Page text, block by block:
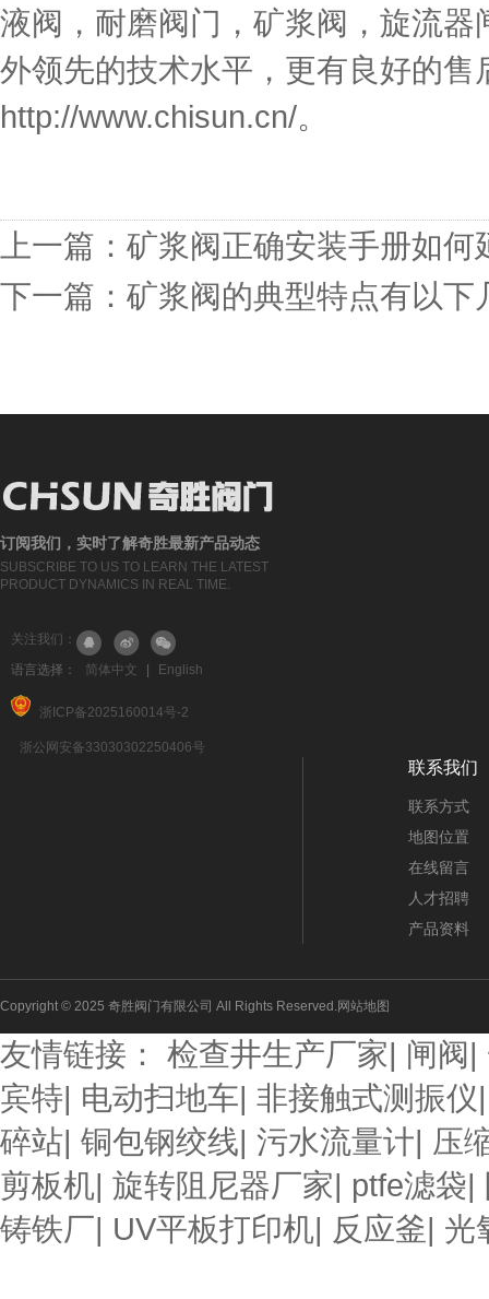
液阀，耐磨阀门，矿浆阀，旋流
外领先的技术水平，更有良好的
http://www.chisun.cn/。
上一篇： 矿浆阀正确安装手册如何
下一篇： 矿浆阀的典型特点有以下
订阅我们，实时了解奇胜最新产品动态
SUBSCRIBE TO US TO LEARN THE LATEST
PRODUCT DYNAMICS IN REAL TIME.
关注我们：
语言选择：
简体中文 English
浙ICP备2025160014号-2
浙公网安备33030302250406号
联系我们
联系方式
地图位置
在线留言
人才招聘
产品资料
Copyright © 2025 奇胜阀门有限公司 All Rights Reserved.网站地图
友情链接： 检查井生产厂家| 闸阀|
宾特| 电动扫地车| 非接触式测振仪
碎站| 铜包钢绞线| 污水流量计| 压
剪板机| 旋转阻尼器厂家| ptfe滤袋|
铸铁厂| UV平板打印机| 反应釜| 光